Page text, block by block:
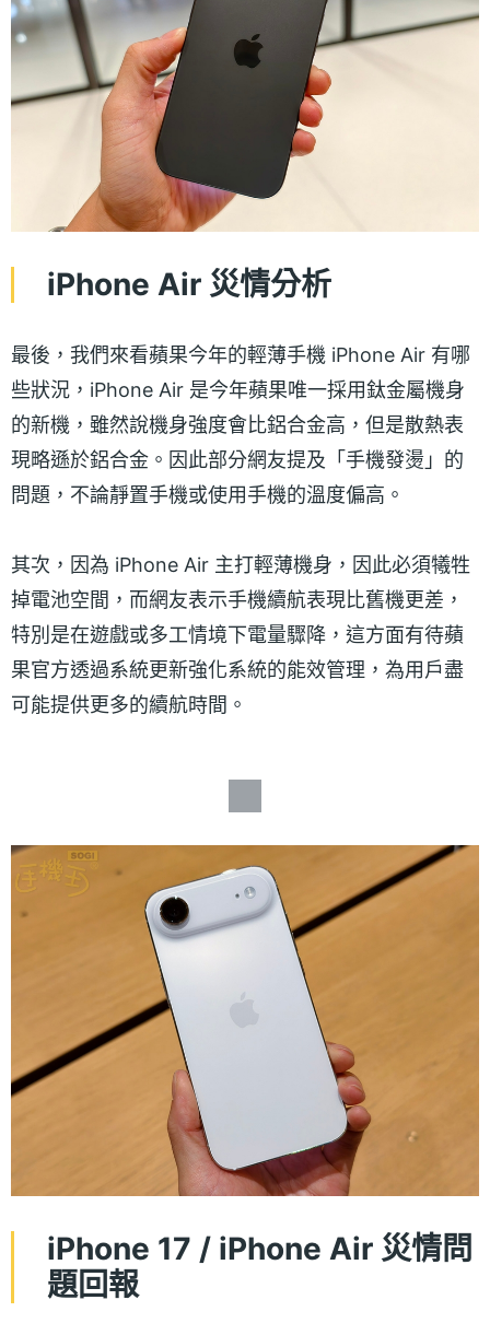
iPhone Air 災情分析
最後，我們來看蘋果今年的輕薄手機 iPhone Air 有哪
些狀況，iPhone Air 是今年蘋果唯一採用鈦金屬機身
的新機，雖然說機身強度會比鋁合金高，但是散熱表
現略遜於鋁合金。因此部分網友提及「手機發燙」的
問題，不論靜置手機或使用手機的溫度偏高。
其次，因為 iPhone Air 主打輕薄機身，因此必須犧牲
掉電池空間，而網友表示手機續航表現比舊機更差，
特別是在遊戲或多工情境下電量驟降，這方面有待蘋
果官方透過系統更新強化系統的能效管理，為用戶盡
可能提供更多的續航時間。
iPhone 17 / iPhone Air 災情問
題回報